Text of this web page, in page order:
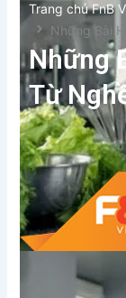
Trang chủ FnB
Những Bài
Những
Từ